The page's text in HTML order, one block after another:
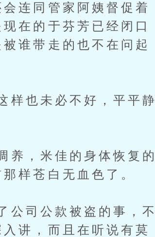
连同管家阿姨督促着
在的于芬芳已经闭口
谁带走的也不在问起
也未必不好，平平静
，米佳的身体恢复的
样苍白无血色了。
司公款被盗的事，不
讲，而且在听说有莫